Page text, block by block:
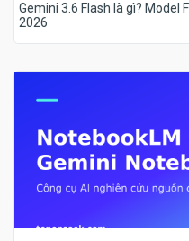
Gemini 3.6 Flash là gì? Model
2026